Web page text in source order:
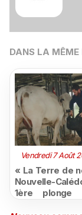
DANS LA MÊME
Vendredi 7 Août
« La Terre de
Nouvelle-
1ère